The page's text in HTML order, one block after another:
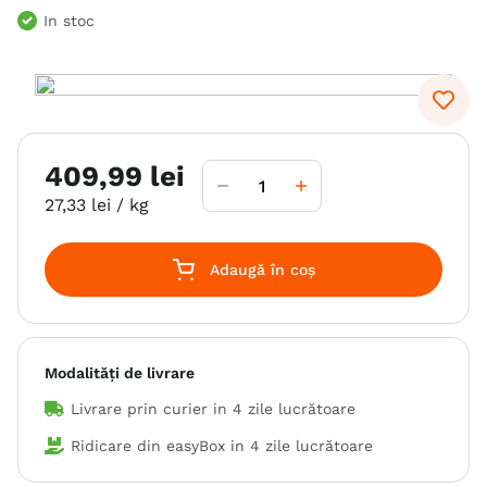
6.
hrana uscata câini
7. hypoallergenic
10. recompense caini
In stoc
409,99 lei
27,33 lei / kg
Adaugă în coș
Modalități de livrare
Livrare prin curier in 4 zile lucrătoare
Ridicare din easyBox in 4 zile lucrătoare